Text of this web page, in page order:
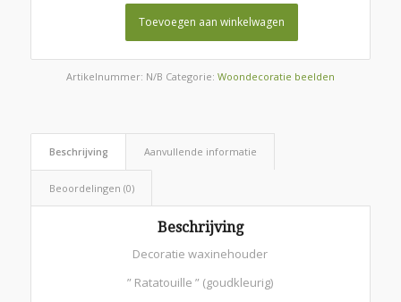
Toevoegen aan winkelwagen
Artikelnummer: N/B Categorie: Woondecoratie beelden
Beschrijving Aanvullende informatie
Beoordelingen (0)
Beschrijving
Decoratie waxinehouder
” Ratatouille ” (goudkleurig)